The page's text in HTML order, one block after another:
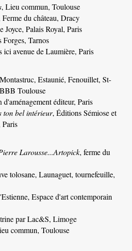
, Lieu commun, Toulouse
du château, Dracy
Joyce, Palais Royal, Paris
Forges, Tarnos
ici avenue de Laumière, Paris
Estaunié, Fenouillet, St-
Toulouse
d'aménagement éditeur, Paris
ton bel intérieur, Éditions Sémiose et
Larousse...Artopick, ferme du
tolosane, Launaguet, tournefeuille,
Espace d'art contemporain
par Lac&S, Limoge
commun, Toulouse